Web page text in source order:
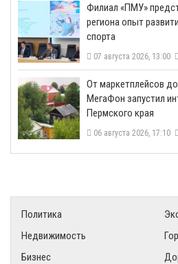
​Филиал «ПМУ»
региона опыт
спорта
07 августа 2026, 13:00
От маркетплейсов
МегаФон запустил
Пермского края
06 августа 2026, 17:10
Политика
Недвижимость
Бизнес